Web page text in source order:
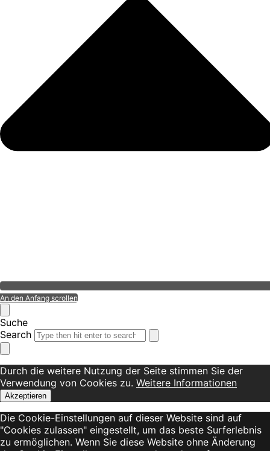
An den Anfang scrollen
Suche
Search
Durch die weitere Nutzung der Seite stimmen Sie der
Verwendung von Cookies zu. Weitere Informationen
Akzeptieren
Die Cookie-Einstellungen auf dieser Website sind auf
"Cookies zulassen" eingestellt, um das beste Surferlebnis
zu ermöglichen. Wenn Sie diese Website ohne Änderung